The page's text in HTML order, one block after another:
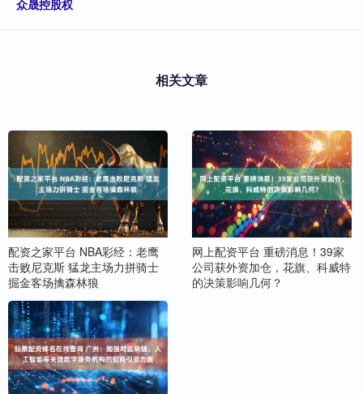
众晟控股权
相关文章
配资之家平台 NBA彩经：老鹰
击败尼克斯 猛龙主场力拼骑士
掘金客场擒森林狼
网上配资平台 重磅消息！39家
公司获外资加仓，花旗、科威特
的决策影响几何？